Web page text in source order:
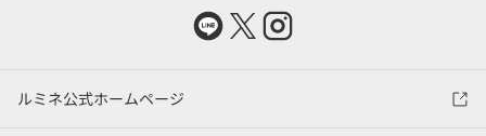
ルミネ公式ホームページ